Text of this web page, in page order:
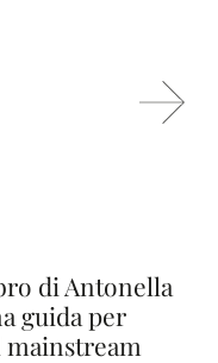
di Antonella
guida per